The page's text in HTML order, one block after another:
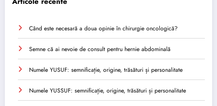
Când este necesară a doua opinie în chirurgie oncologică?
Semne că ai nevoie de consult pentru hernie abdominală
Numele YUSUF: semnificație, origine, trăsături și personalitate
Numele YUSSUF: semnificație, origine, trăsături și personalitate